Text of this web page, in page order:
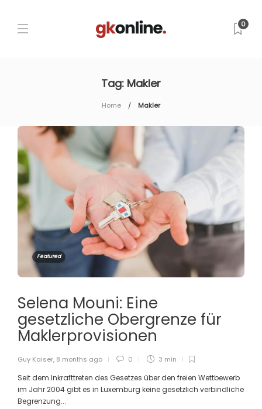
0
Tag: Makler
Home Makler
Featured
Selena Mouni: Eine
gesetzliche Obergrenze für
Maklerprovisionen
Guy Kaiser, 8 months ago 0 3 min
Seit dem Inkrafttreten des Gesetzes über den freien Wettbewerb
im Jahr 2004 gibt es in Luxemburg keine gesetzlich verbindliche
Begrenzung...